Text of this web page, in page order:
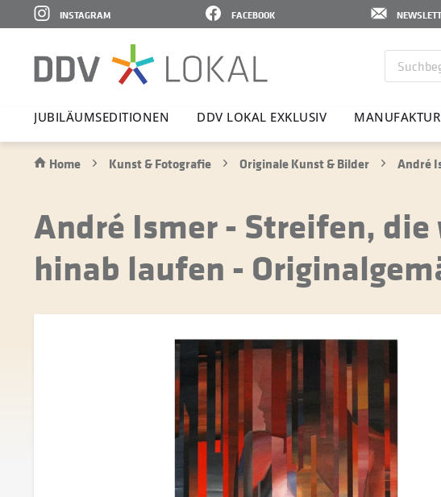
FACEBOOK
INSTAGRAM
JUBI­LÄ­UMS­E­DI­TIONEN DDV LOKAL EXKLUSIV
Home Kunst & Fotografie Originale Kunst & Bilder André
André Ismer - Streifen,
hinab laufen -